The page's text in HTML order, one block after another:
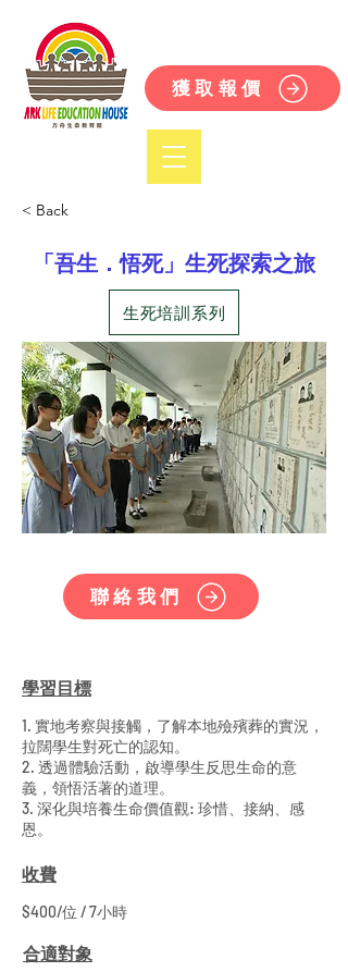
獲取報價
< Back
「吾生．悟死」生死探索之旅
生死培訓系列
聯絡我們
學習目標
1. 實地考察與接觸，了解本地殮殯葬的實況，
拉闊學生對死亡的認知。
2. 透過體驗活動，啟導學生反思生命的意
義，領悟活著的道理。
3. 深化與培養生命價值觀: 珍惜、接納、感
恩。
收費
$400/位 / 7小時
合適對象